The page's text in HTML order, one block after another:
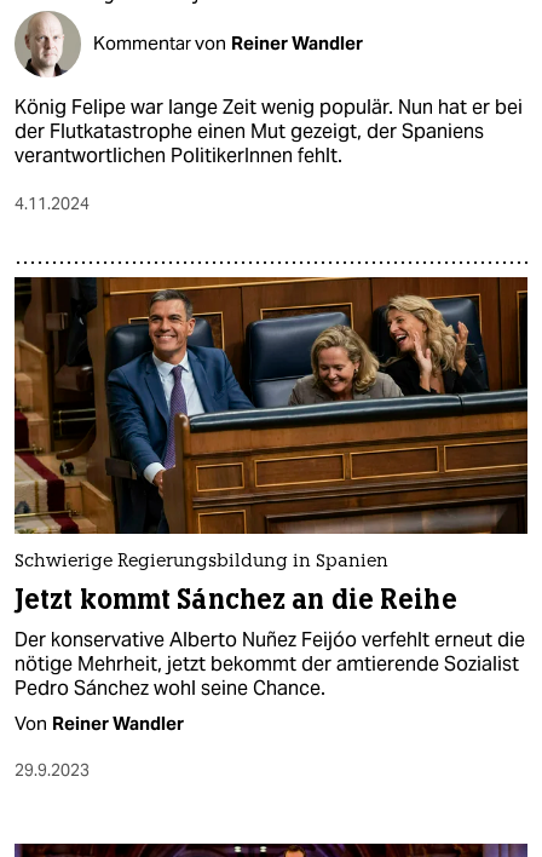
Kommentar von Reiner Wandler
König Felipe war lange Zeit wenig populär. Nun hat er bei
der Flutkatastrophe einen Mut gezeigt, der Spaniens
verantwortlichen PolitikerInnen fehlt.
4.11.2024
Schwierige Regierungsbildung in Spanien
Jetzt kommt Sánchez an die Reihe
Der konservative Alberto Nuñez Feijóo verfehlt erneut die
nötige Mehrheit, jetzt bekommt der amtierende Sozialist
Pedro Sánchez wohl seine Chance.
Von Reiner Wandler
29.9.2023